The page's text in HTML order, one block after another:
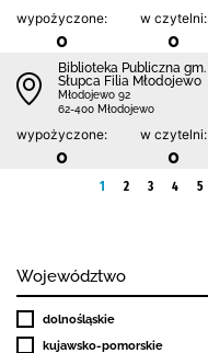
wypożyczone:
0
w czytelni:
0
Biblioteka Publiczna gm.
Słupca Filia Młodojewo
Młodojewo 92
62-400 Młodojewo
wypożyczone:
0
w czytelni:
0
1 2 3 4 5
Województwo
dolnośląskie
kujawsko-pomorskie